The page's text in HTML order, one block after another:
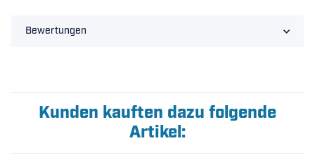
Bewertungen
Kunden kauften dazu folgende
Artikel: